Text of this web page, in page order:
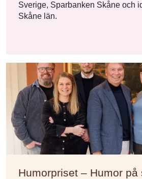
Sverige, Sparbanken Skåne och
Skåne län.
Humorpriset – Humor på